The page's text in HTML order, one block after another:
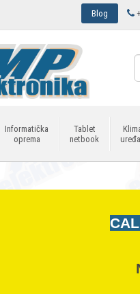
Blog
Informatička
oprema
Tablet
netbook